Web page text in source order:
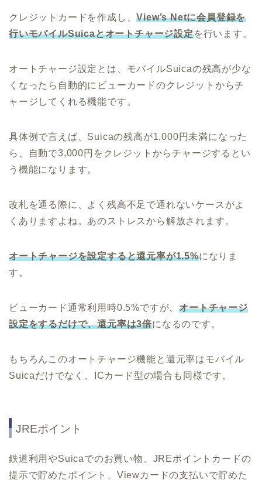
クレジットカードを作成し、View’s Netに会員登録を
行いモバイルSuicaとオートチャージ設定を行います。
オートチャージ設定とは、モバイルSuicaの残高が少な
くなったら自動的にビューカードのクレジットからチ
ャージしてくれる機能です。
具体例で言えば、Suicaの残高が1,000円未満になった
ら、自動で3,000円をクレジットからチャージするとい
う機能になります。
改札を通る際に、よく残高不足で通れないケースがよ
くありますよね。あのストレスから解放されます。
オートチャージを設定すると還元率が1.5%になりま
す。
ビューカード通常利用時0.5%ですが、オートチャージ
設定をするだけで、還元率は3倍になるのです。
もちろんこのオートチャージ機能と還元率はモバイル
Suicaだけでなく、ICカード型の場合も同様です。
JREポイント
鉄道利用やSuicaでのお買い物、JREポイントカードの
提示で貯めたポイント、Viewカードの支払いで貯めた